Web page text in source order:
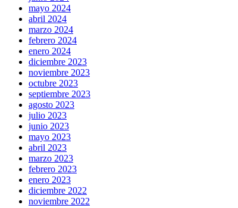
mayo 2024
abril 2024
marzo 2024
febrero 2024
enero 2024
diciembre 2023
noviembre 2023
octubre 2023
septiembre 2023
agosto 2023
julio 2023
junio 2023
mayo 2023
abril 2023
marzo 2023
febrero 2023
enero 2023
diciembre 2022
noviembre 2022